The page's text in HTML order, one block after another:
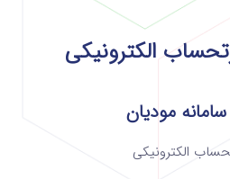
الکترونیکی
الکترونیکی